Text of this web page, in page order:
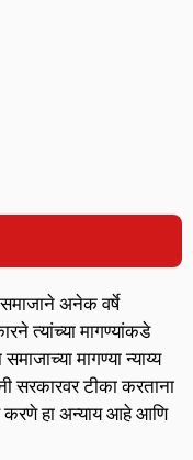
समाजाने अनेक वर्षे
त्यांच्या मागण्यांकडे
मागण्या न्याय्य
सरकारवर टीका करताना
करणे हा अन्याय आहे आणि